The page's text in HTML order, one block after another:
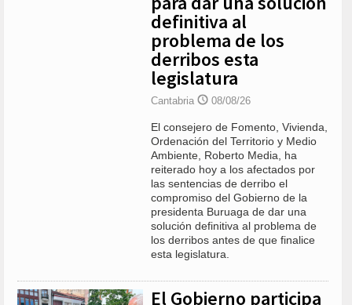
definitiva al
problema de los
derribos esta
legislatura
Cantabria 08/08/26
El consejero de Fomento, Vivienda,
Ordenación del Territorio y Medio
Ambiente, Roberto Media, ha
reiterado hoy a los afectados por
las sentencias de derribo el
compromiso del Gobierno de la
presidenta Buruaga de dar una
solución definitiva al problema de
los derribos antes de que finalice
esta legislatura.
El Gobierno participa